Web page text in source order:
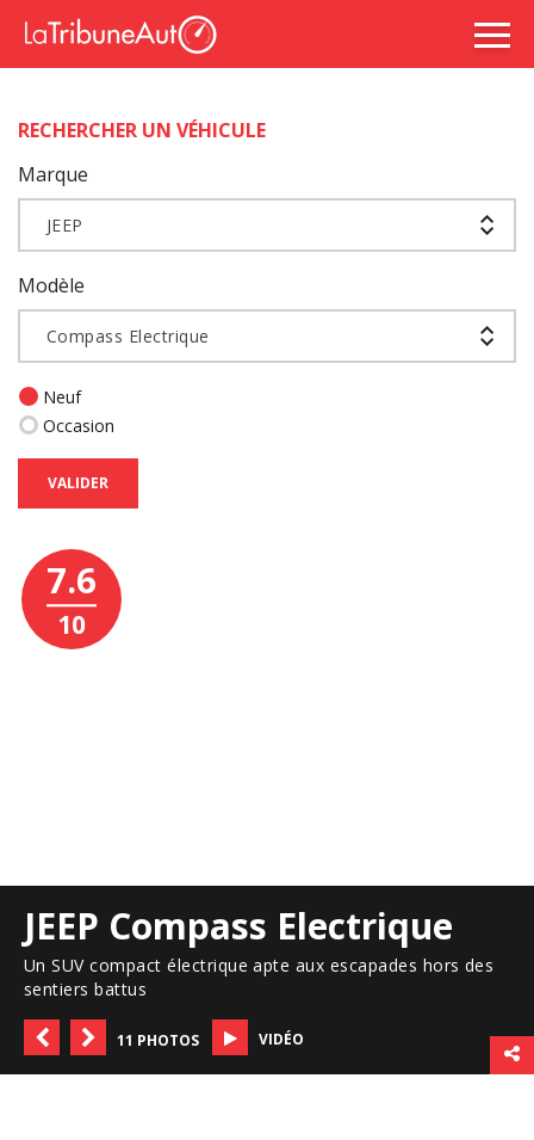
RECHERCHER UN VÉHICULE
Marque
JEEP
Modèle
Compass Electrique
Neuf
Occasion
VALIDER
7.6
10
JEEP Compass Electrique
Un SUV compact électrique apte aux escapades hors des
sentiers battus
11 PHOTOS VIDÉO